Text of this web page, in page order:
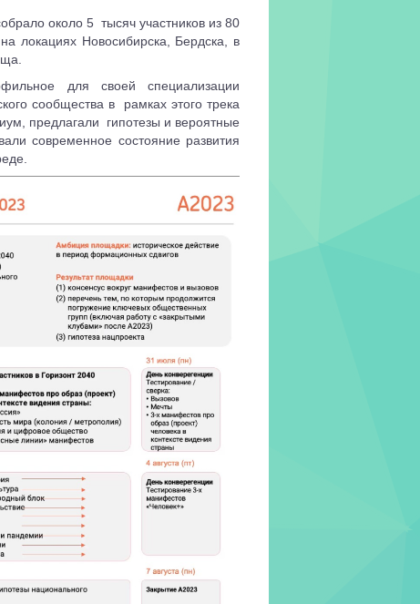
около 5 тысяч участников из 80
локациях Новосибирска, Бердска, в
для своей специализации
сообщества в
рамках этого трека
предлагали
гипотезы и вероятные
современное состояние развития